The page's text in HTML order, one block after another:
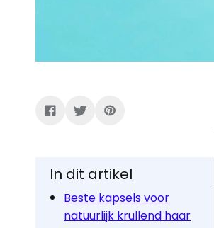
In dit artikel
Beste kapsels voor
natuurlijk krullend haar